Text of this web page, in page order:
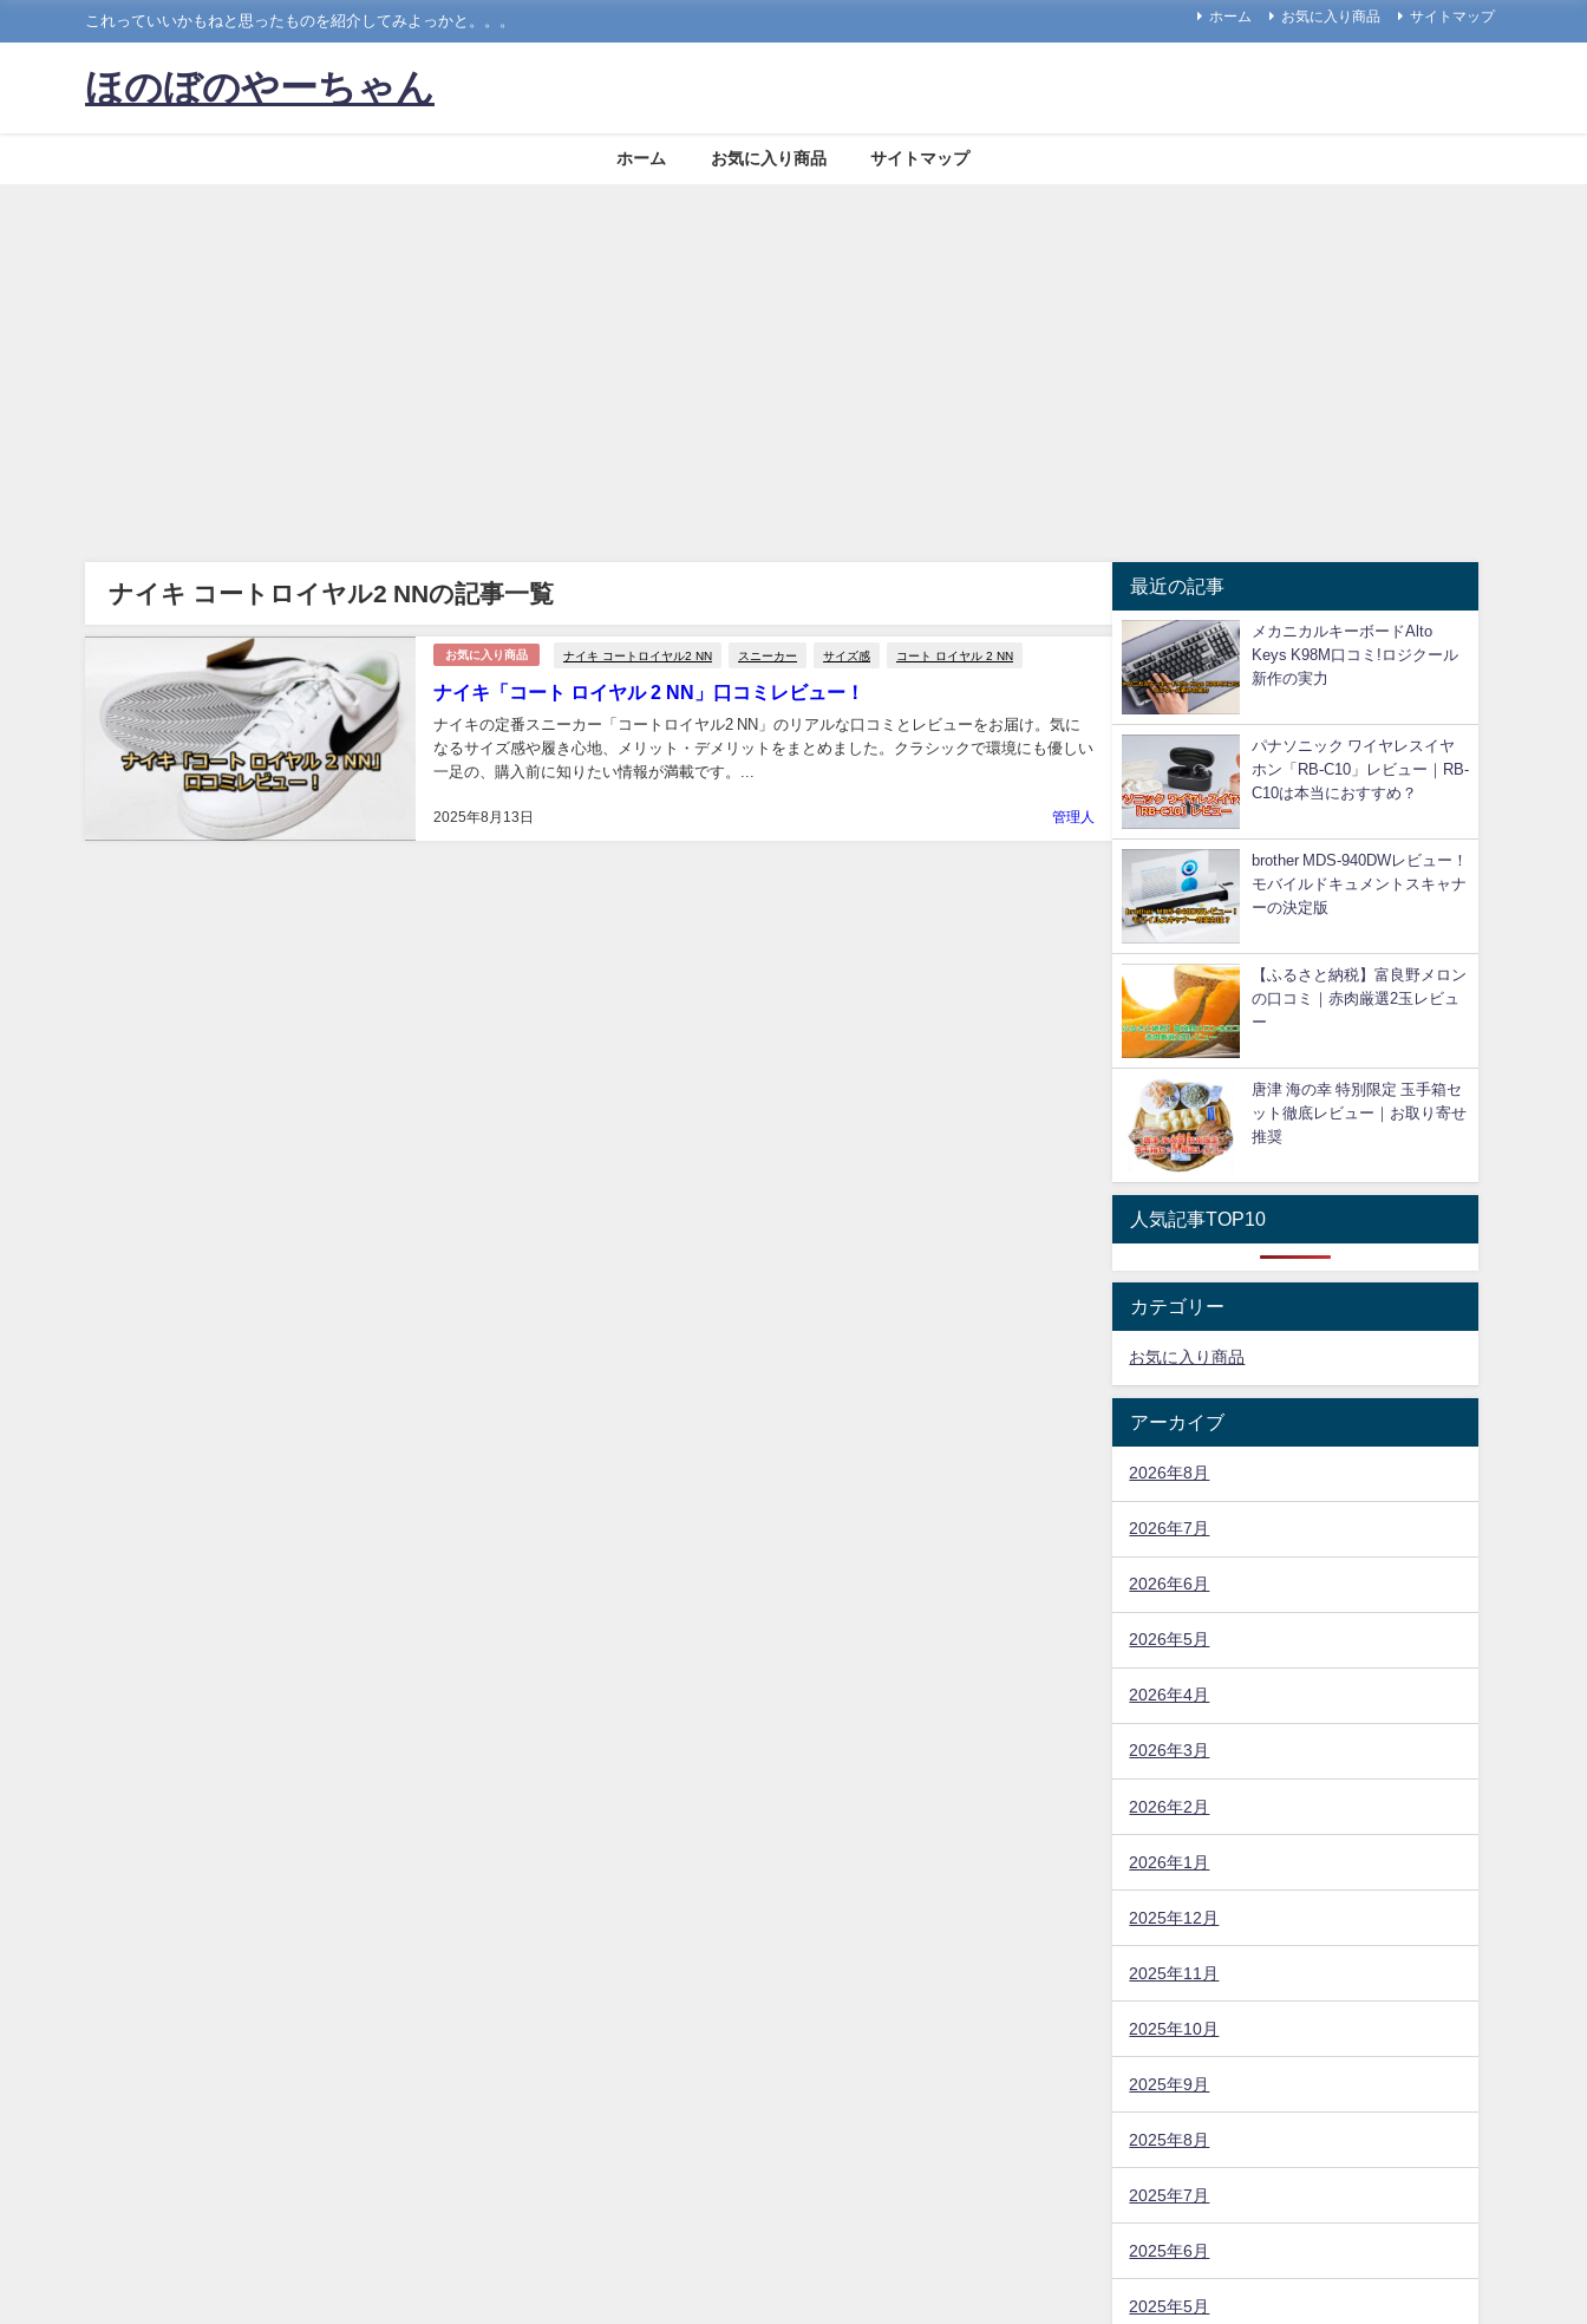
これっていいかもねと思ったものを紹介してみよっかと。。。 ホーム お気に入り商品 サイトマップ
ほのぼのやーちゃん
ホーム お気に入り商品 サイトマップ
ナイキ コートロイヤル2 NNの記事一覧
お気に入り商品 ナイキ コートロイヤル2 NN スニーカー サイズ感 コート ロイヤル 2 NN
ナイキ「コート ロイヤル 2 NN」口コミレビュー！
2025年8月13日
ナイキの定番スニーカー「コートロイヤル2 NN」のリアルな口コミとレビューをお届け。気に
なるサイズ感や履き心地、メリット・デメリットをまとめました。クラシックで環境にも優しい
一足の、購入前に知りたい情報が満載です。...
管理人
最近の記事
メカニカルキーボードAlto
Keys K98M口コミ!ロジクール
新作の実力
パナソニック ワイヤレスイヤ
ホン「RB-C10」レビュー｜RB-
C10は本当におすすめ？
brother MDS-940DWレビュー！
モバイルドキュメントスキャナ
ーの決定版
【ふるさと納税】富良野メロン
の口コミ｜赤肉厳選2玉レビュ
ー
唐津 海の幸 特別限定 玉手箱セ
ット徹底レビュー｜お取り寄せ
推奨
人気記事TOP10
カテゴリー
お気に入り商品
アーカイブ
2026年8月
2026年7月
2026年6月
2026年5月
2026年4月
2026年3月
2026年2月
2026年1月
2025年12月
2025年11月
2025年10月
2025年9月
2025年8月
2025年7月
2025年6月
2025年5月